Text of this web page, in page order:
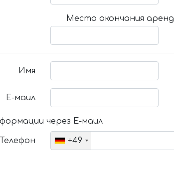
Место окончания
Имя
Е-маил
через Е-маил
Телефон +49